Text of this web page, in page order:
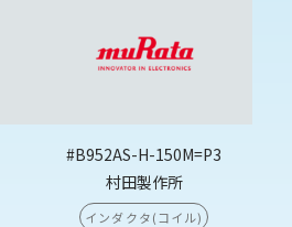
#B952AS-H-150M=P3
村田製作所
インダクタ(コイル)